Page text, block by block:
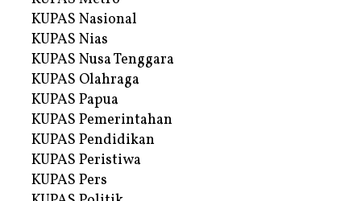
KUPAS Nasional
KUPAS Nias
KUPAS Nusa Tenggara
KUPAS Olahraga
KUPAS Papua
KUPAS Pemerintahan
KUPAS Pendidikan
KUPAS Peristiwa
KUPAS Pers